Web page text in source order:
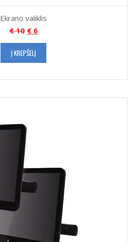
Ekrano valiklis
€10 €6
Į KREPŠELĮ